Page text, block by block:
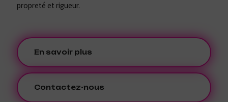
propreté et rigueur.
En savoir plus
Contactez-nous